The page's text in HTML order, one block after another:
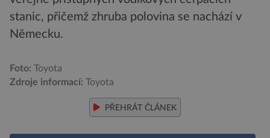
stanic, přičemž zhruba polovina se nachází v
Německu.
Foto: Toyota
Zdroje informací: Toyota
PŘEHRÁT ČLÁNEK